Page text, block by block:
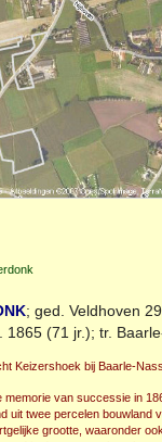
; ged. Veldhoven
1865 (71 jr.); tr.
Keizershoek bij Baarle-
memorie van successie in
uit twee percelen bouwland
grootte, waaronder